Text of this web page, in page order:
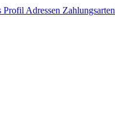
Profil Adressen Zahlungsarten